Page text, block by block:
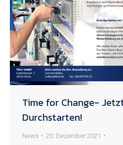
Time for Change-
Durchstarten!
News 20. Dezember 2021